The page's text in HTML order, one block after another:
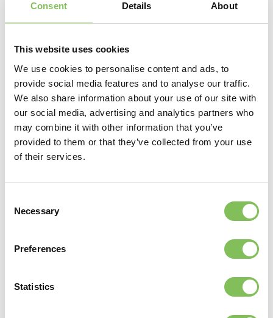
Consent Details About
This website uses cookies
We use cookies to personalise content and ads, to
provide social media features and to analyse our traffic.
We also share information about your use of our site with
our social media, advertising and analytics partners who
may combine it with other information that you’ve
provided to them or that they’ve collected from your use
of their services.
Selection
Necessary
Preferences
Statistics
Verder lezen
Beperkte bereikbaarheid Bovendwarsweg
Vanaf maandag 20 april 2026 starten de werkzaamheden
aan de Bovendwarsweg in Oldebroek. Hierdoor verandert
tijdelijk onze bereikbaarheid. Let op: op vrijdag 1 mei zijn wij